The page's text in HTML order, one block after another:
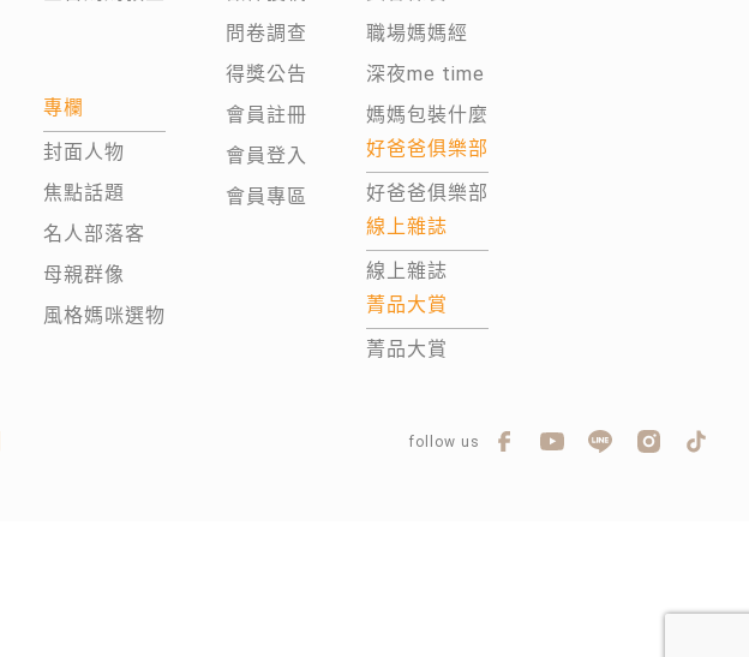
專欄
封面人物
焦點話題
名人部落客
母親群像
風格媽咪選物
問卷調查
得獎公告
會員註冊
會員登入
會員專區
職場媽媽經
深夜me time
媽媽包裝什麼
好爸爸俱樂部
好爸爸俱樂部
線上雜誌
線上雜誌
菁品大賞
菁品大賞
follow us